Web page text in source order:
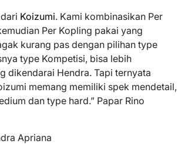
Koizumi. Kami kombinasikan Per
Per Kopling pakai yang
kurang pas dengan pilihan type
type Kompetisi, bisa lebih
dikendarai Hendra. Tapi ternyata
memang memiliki spek mendetail,
dan type hard.” Papar Rino